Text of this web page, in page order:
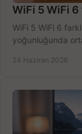
WiFi 5 WiFi
WiFi 5 WiFi 6
yoğunluğunda
24 Haziran 2026